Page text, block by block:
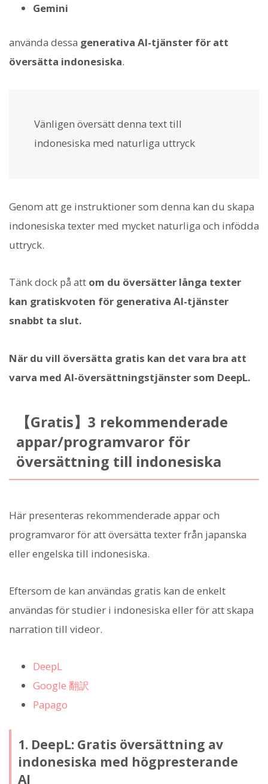
Gemini
använda dessa generativa AI-tjänster för att
översätta indonesiska.
Vänligen översätt denna text till
indonesiska med naturliga uttryck
Genom att ge instruktioner som denna kan du skapa
indonesiska texter med mycket naturliga och infödda
uttryck.
Tänk dock på att om du översätter långa texter
kan gratiskvoten för generativa AI-tjänster
snabbt ta slut.
När du vill översätta gratis kan det vara bra att
varva med AI-översättningstjänster som DeepL.
【Gratis】3 rekommenderade
appar/programvaror för
översättning till indonesiska
Här presenteras rekommenderade appar och
programvaror för att översätta texter från japanska
eller engelska till indonesiska.
Eftersom de kan användas gratis kan de enkelt
användas för studier i indonesiska eller för att skapa
narration till videor.
DeepL
Google 翻訳
Papago
1. DeepL: Gratis översättning av
indonesiska med högpresterande
AI